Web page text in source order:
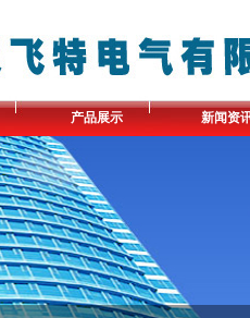
产品展示 新闻资